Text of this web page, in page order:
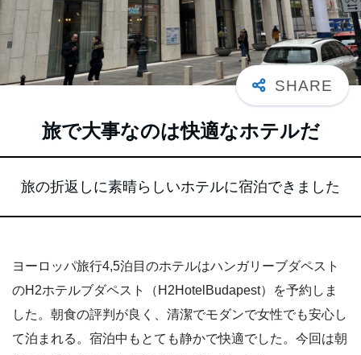
旅で大事なのは快適なホテルだ
旅の折返しに素晴らしいホテルに宿泊できました
ヨーロッパ旅行4,5泊目のホテルはハンガリーブダペスト
のH2ホテルブダペスト（H2HotelBudapest）を予約しま
した。朝食の評判が良く、清潔でモダンで女性でも安心し
て泊まれる。宿泊中もとても静かで快適でした。今回は朝